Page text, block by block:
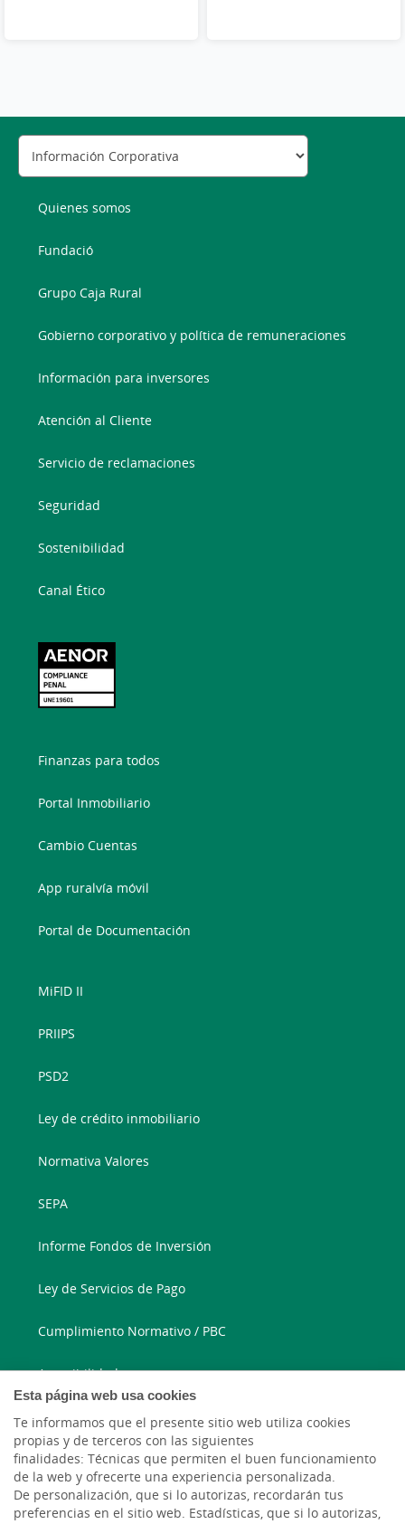
Esta página web usa cookies
Te informamos que el presente sitio web utiliza cookies
propias y de terceros con las siguientes
finalidades: Técnicas que permiten el buen funcionamiento
de la web y ofrecerte una experiencia personalizada.
De personalización, que si lo autorizas, recordarán tus
preferencias en el sitio web. Estadísticas, que si lo autorizas,
Quienes somos
Fundació
Grupo Caja Rural
Gobierno corporativo y política de remuneraciones
Información para inversores
Atención al Cliente
Servicio de reclamaciones
Seguridad
Sostenibilidad
Canal Ético
Finanzas para todos
Portal Inmobiliario
Cambio Cuentas
App ruralvía móvil
Portal de Documentación
MiFID II
PRIIPS
PSD2
Ley de crédito inmobiliario
Normativa Valores
SEPA
Informe Fondos de Inversión
Ley de Servicios de Pago
Cumplimiento Normativo / PBC
Accesibilidad
913 346 780
Correo electrónico